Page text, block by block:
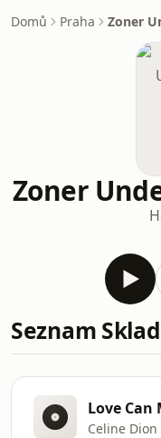
Domů Praha Zoner
Zoner
Seznam
Celine Dion